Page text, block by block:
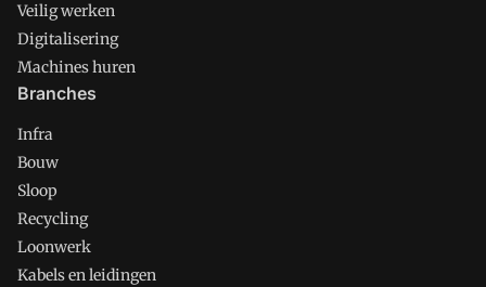
Veilig werken
Digitalisering
Machines huren
Branches
Infra
Bouw
Sloop
Recycling
Loonwerk
Kabels en leidingen